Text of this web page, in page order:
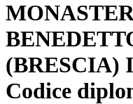
(BRESCIA)
Codice